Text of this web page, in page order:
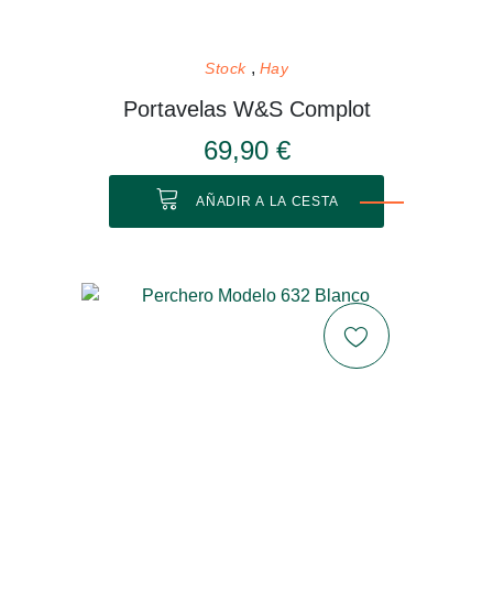
Stock Hay
Portavelas W&S Complot
69,90 €
AÑADIR A LA CESTA